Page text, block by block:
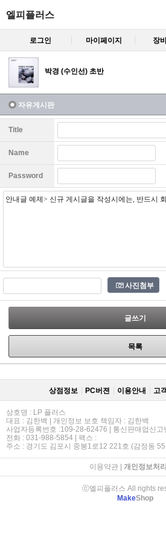
엘피플러스
로그인 마이페이지 장
박경 (수인선) 초반
자유게시판
Title
Name
Password
사진첨부
글쓰기
목록
상점정보 PC버젼 이용안내 고
상호명 : LP 플러스
대표 : 김한백 | 개인정보 보호 책임자 : 김한백
사업자등록번호 :109-28-62476 | 통신판매업신
전화 : 031-988-5854 | 팩스 :
주소 : 경기도 김포시 중봉1로12 221호 (감정동
이용약관| 개인정보처
ⓒ엘피플러스 All rights
MakeShop